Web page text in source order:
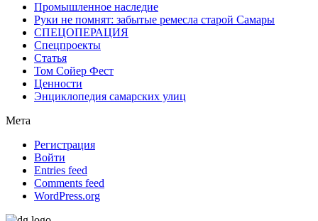
Промышленное наследие
Руки не помнят: забытые ремесла старой Самары
СПЕЦОПЕРАЦИЯ
Спецпроекты
Статья
Том Сойер Фест
Ценности
Энциклопедия самарских улиц
Мета
Регистрация
Войти
Entries feed
Comments feed
WordPress.org